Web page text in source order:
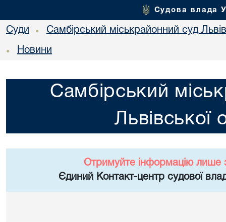
Судова влада
Суди • Самбірський міськрайонний суд
• Новини
Самбірський
Львівської
Отримуйте інформацію лише
Єдиний Контакт-центр судової